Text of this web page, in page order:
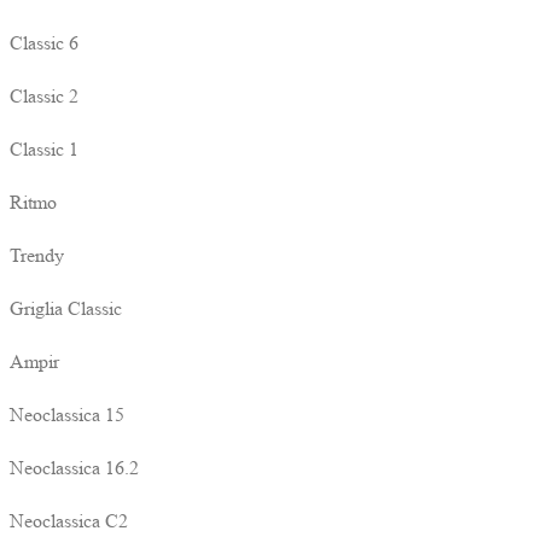
Classic 6
Classic 2
Classic 1
Ritmo
Trendy
Griglia Classic
Ampir
Neoclassica 15
Neoclassica 16.2
Neoclassica C2